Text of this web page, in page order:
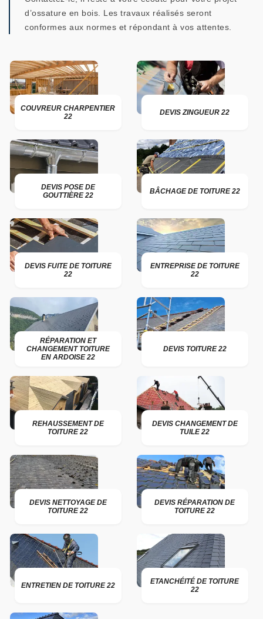
d’ossature en bois. Les travaux réalisés seront
conformes aux normes et répondant à vos attentes.
COUVREUR CHARPENTIER
22
DEVIS ZINGUEUR 22
DEVIS POSE DE
GOUTTIÈRE 22
BÂCHAGE DE TOITURE 22
DEVIS FUITE DE TOITURE
22
ENTREPRISE DE TOITURE
22
RÉPARATION ET
CHANGEMENT TOITURE
EN ARDOISE 22
DEVIS TOITURE 22
REHAUSSEMENT DE
TOITURE 22
DEVIS CHANGEMENT DE
TUILE 22
DEVIS NETTOYAGE DE
TOITURE 22
DEVIS RÉPARATION DE
TOITURE 22
ENTRETIEN DE TOITURE 22
ETANCHÉITÉ DE TOITURE
22